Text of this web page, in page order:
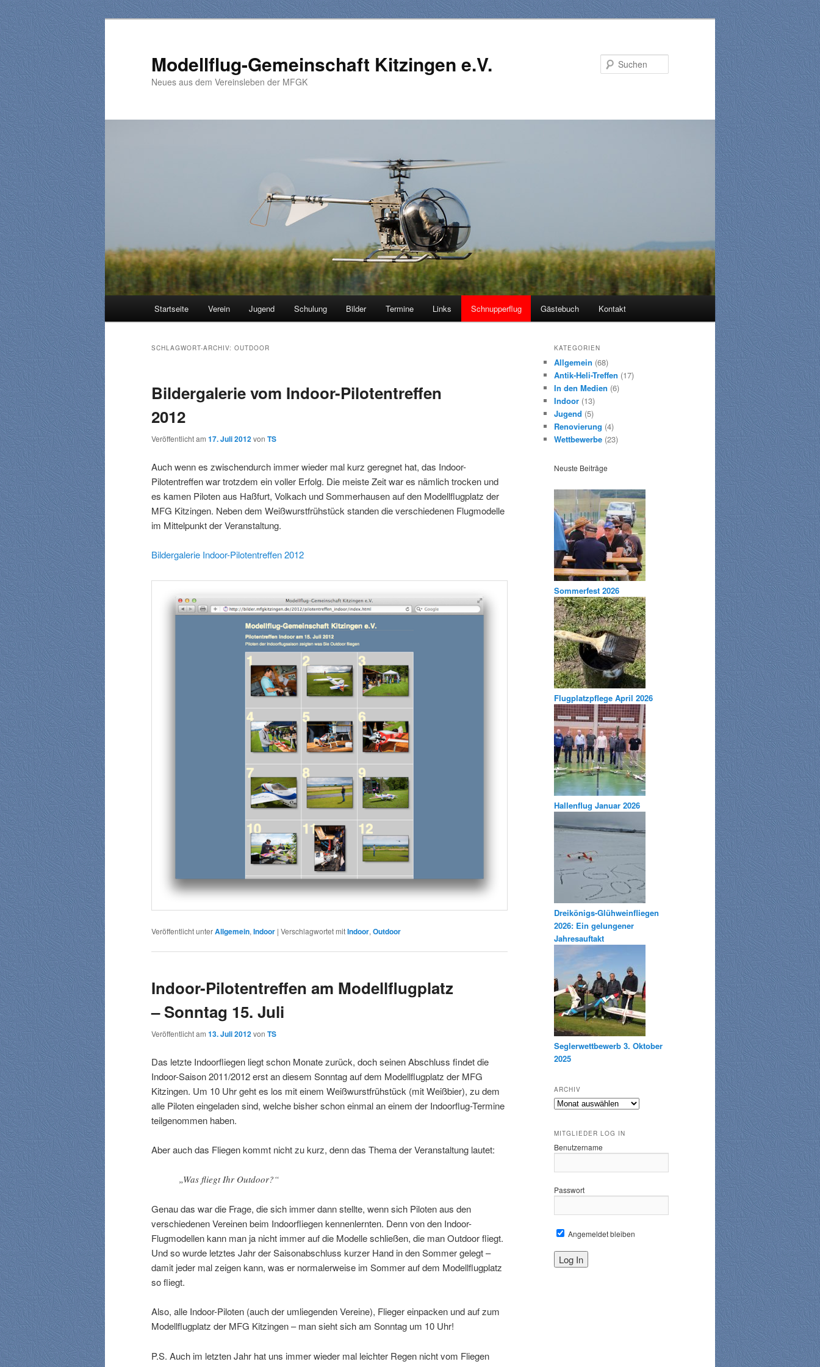
Zum
primären
Inhalt
springen
Zum
sekundären
Inhalt
springen
Modellflug-Gemeinschaft Kitzingen e.V.
Neues aus dem Vereinsleben der MFGK
Startseite Verein Jugend Schulung Bilder Termine Links Schnupperflug Gästebuch Kontakt
SCHLAGWORT-ARCHIV: OUTDOOR
Bildergalerie vom Indoor-Pilotentreffen
2012
Veröffentlicht am 17. Juli 2012von TS
Auch wenn es zwischendurch immer wieder mal kurz geregnet hat, das Indoor-
Pilotentreffen war trotzdem ein voller Erfolg. Die meiste Zeit war es nämlich trocken und
es kamen Piloten aus Haßfurt, Volkach und Sommerhausen auf den Modellflugplatz der
MFG Kitzingen. Neben dem Weißwurstfrühstück standen die verschiedenen Flugmodelle
im Mittelpunkt der Veranstaltung.
Bildergalerie Indoor-Pilotentreffen 2012
Veröffentlicht unterAllgemein, Indoor | Verschlagwortet mitIndoor, Outdoor
Indoor-Pilotentreffen am Modellflugplatz
– Sonntag 15. Juli
Veröffentlicht am 13. Juli 2012von TS
Das letzte Indoorfliegen liegt schon Monate zurück, doch seinen Abschluss findet die
Indoor-Saison 2011/2012 erst an diesem Sonntag auf dem Modellflugplatz der MFG
Kitzingen. Um 10 Uhr geht es los mit einem Weißwurstfrühstück (mit Weißbier), zu dem
alle Piloten eingeladen sind, welche bisher schon einmal an einem der Indoorflug-Termine
teilgenommen haben.
Aber auch das Fliegen kommt nicht zu kurz, denn das Thema der Veranstaltung lautet:
„Was fliegt Ihr Outdoor?“
Genau das war die Frage, die sich immer dann stellte, wenn sich Piloten aus den
verschiedenen Vereinen beim Indoorfliegen kennenlernten. Denn von den Indoor-
Flugmodellen kann man ja nicht immer auf die Modelle schließen, die man Outdoor fliegt.
Und so wurde letztes Jahr der Saisonabschluss kurzer Hand in den Sommer gelegt –
damit jeder mal zeigen kann, was er normalerweise im Sommer auf dem Modellflugplatz
so fliegt.
Also, alle Indoor-Piloten (auch der umliegenden Vereine), Flieger einpacken und auf zum
Modellflugplatz der MFG Kitzingen – man sieht sich am Sonntag um 10 Uhr!
P.S. Auch im letzten Jahr hat uns immer wieder mal leichter Regen nicht vom Fliegen
KATEGORIEN
Allgemein (68)
Antik-Heli-Treffen (17)
In den Medien (6)
Indoor (13)
Jugend (5)
Renovierung (4)
Wettbewerbe (23)
Neuste Beiträge
Sommerfest 2026
Flugplatzpflege April 2026
Hallenflug Januar 2026
Dreikönigs-Glühweinfliegen
2026: Ein gelungener
Jahresauftakt
Seglerwettbewerb 3. Oktober
2025
ARCHIV
Archiv
MITGLIEDER LOG IN
Benutzername
Passwort
Angemeldet bleiben